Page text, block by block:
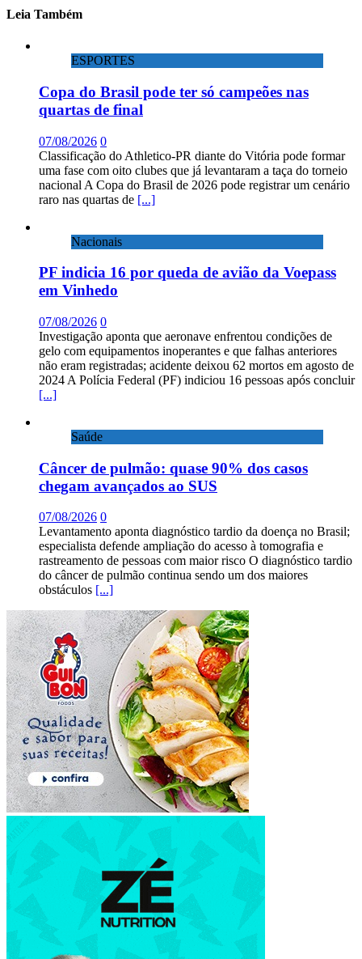
Leia Também
ESPORTES
Copa do Brasil pode ter só campeões nas
quartas de final
07/08/2026 0
Classificação do Athletico-PR diante do Vitória pode formar
uma fase com oito clubes que já levantaram a taça do torneio
nacional A Copa do Brasil de 2026 pode registrar um cenário
raro nas quartas de [...]
Nacionais
PF indicia 16 por queda de avião da Voepass
em Vinhedo
07/08/2026 0
Investigação aponta que aeronave enfrentou condições de
gelo com equipamentos inoperantes e que falhas anteriores
não eram registradas; acidente deixou 62 mortos em agosto de
2024 A Polícia Federal (PF) indiciou 16 pessoas após concluir
[...]
Saúde
Câncer de pulmão: quase 90% dos casos
chegam avançados ao SUS
07/08/2026 0
Levantamento aponta diagnóstico tardio da doença no Brasil;
especialista defende ampliação do acesso à tomografia e
rastreamento de pessoas com maior risco O diagnóstico tardio
do câncer de pulmão continua sendo um dos maiores
obstáculos [...]